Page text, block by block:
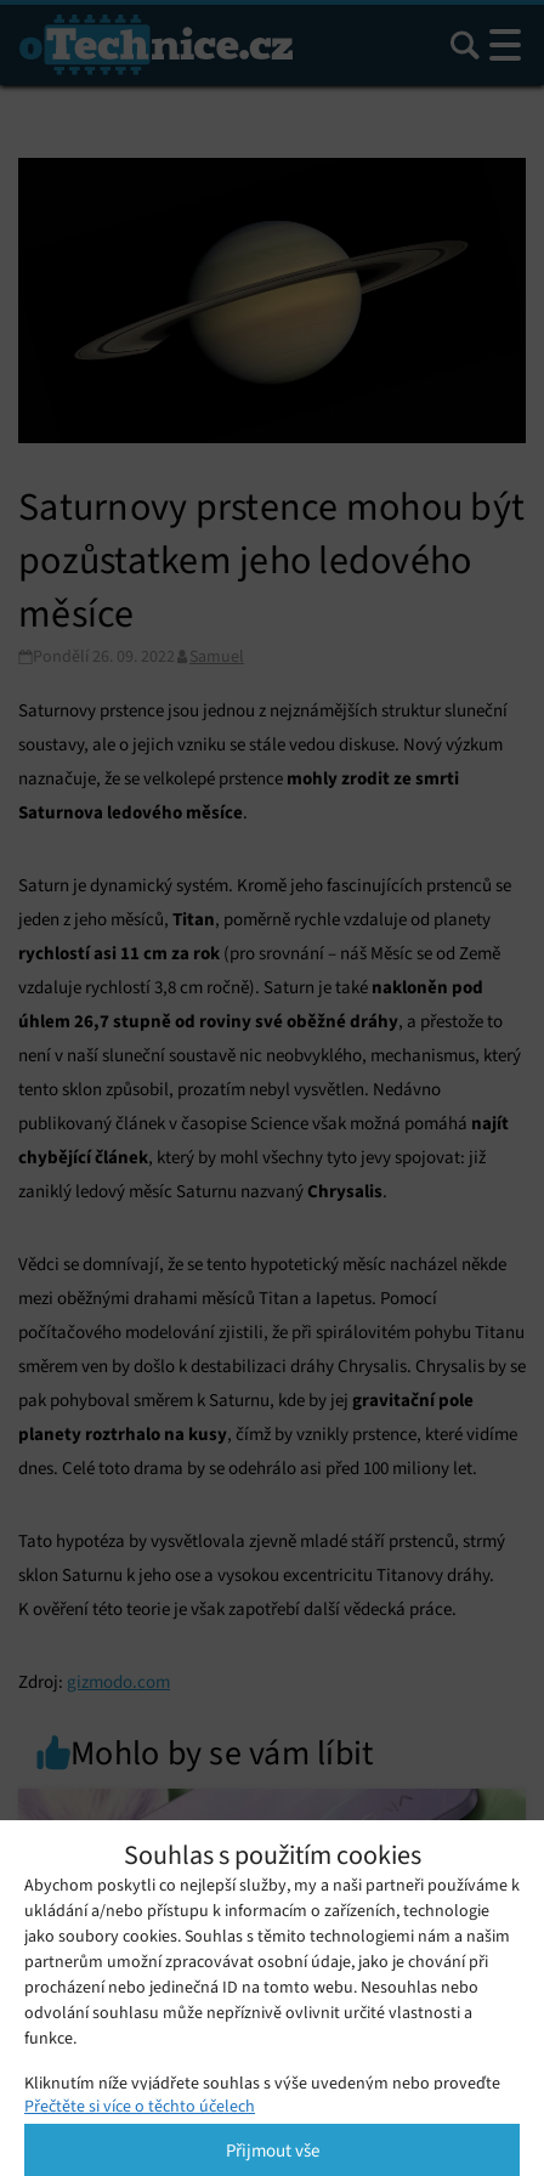
Souhlas s použitím cookies
Abychom poskytli co nejlepší služby, my a naši partneři používáme k
ukládání a/nebo přístupu k informacím o zařízeních, technologie
jako soubory cookies. Souhlas s těmito technologiemi nám a našim
partnerům umožní zpracovávat osobní údaje, jako je chování při
procházení nebo jedinečná ID na tomto webu. Nesouhlas nebo
odvolání souhlasu může nepříznivě ovlivnit určité vlastnosti a
funkce.
Kliknutím níže vyjádřete souhlas s výše uvedeným nebo proveďte
podrobnější rozhodnutí. Vaše volby budou použity pouze na tomto
pomocí přepínačů v Zásadách cookies nebo kliknutím na tlačítko
Přečtěte si více o těchto účelech
Přijmout vše
Hledat
Saturnovy prstence mohou být
pozůstatkem jeho ledového
měsíce
Pondělí 26. 09. 2022 Samuel
Saturnovy prstence jsou jednou z nejznámějších struktur sluneční
soustavy, ale o jejich vzniku se stále vedou diskuse. Nový výzkum
naznačuje, že se velkolepé prstence mohly zrodit ze smrti
Saturnova ledového měsíce.
Saturn je dynamický systém. Kromě jeho fascinujících prstenců se
jeden z jeho měsíců, Titan, poměrně rychle vzdaluje od planety
rychlostí asi 11 cm za rok (pro srovnání – náš Měsíc se od Země
vzdaluje rychlostí 3,8 cm ročně). Saturn je také nakloněn pod
úhlem 26,7 stupně od roviny své oběžné dráhy, a přestože to
není v naší sluneční soustavě nic neobvyklého, mechanismus, který
tento sklon způsobil, prozatím nebyl vysvětlen. Nedávno
publikovaný článek v časopise Science však možná pomáhá najít
chybějící článek, který by mohl všechny tyto jevy spojovat: již
zaniklý ledový měsíc Saturnu nazvaný Chrysalis.
Vědci se domnívají, že se tento hypotetický měsíc nacházel někde
mezi oběžnými drahami měsíců Titan a Iapetus. Pomocí
počítačového modelování zjistili, že při spirálovitém pohybu Titanu
směrem ven by došlo k destabilizaci dráhy Chrysalis. Chrysalis by se
pak pohyboval směrem k Saturnu, kde by jej gravitační pole
planety roztrhalo na kusy, čímž by vznikly prstence, které vidíme
dnes. Celé toto drama by se odehrálo asi před 100 miliony let.
Tato hypotéza by vysvětlovala zjevně mladé stáří prstenců, strmý
sklon Saturnu k jeho ose a vysokou excentricitu Titanovy dráhy.
K ověření této teorie je však zapotřebí další vědecká práce.
Zdroj: gizmodo.com
Mohlo by se vám líbit
Srovnání telefonů Vivo: Který model si
získá vaši pozornost?